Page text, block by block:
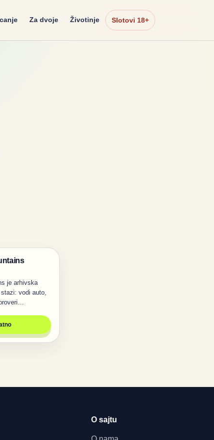
Za dvoje Životinje Slotovi 18+
je arhivska
vodi auto,
O sajtu